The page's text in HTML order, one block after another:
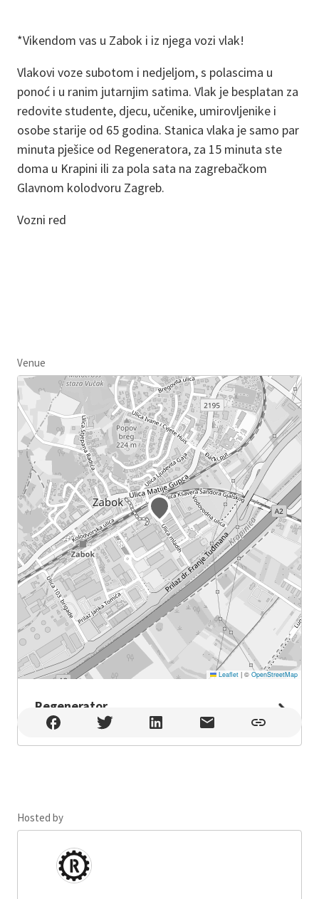
*Vikendom vas u Zabok i iz njega vozi vlak!
Vlakovi voze subotom i nedjeljom, s polascima u
ponoć i u ranim jutarnjim satima. Vlak je besplatan za
redovite studente, djecu, učenike, umirovljenike i
osobe starije od 65 godina. Stanica vlaka je samo par
minuta pješice od Regeneratora, za 15 minuta ste
doma u Krapini ili za pola sata na zagrebačkom
Glavnom kolodvoru Zagreb.
Vozni red
Venue
Leaflet |© OpenStreetMap
Regenerator
Regenerator , Zabok
Hosted by